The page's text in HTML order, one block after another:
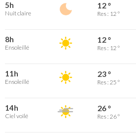
5h
Nuit claire
12 °
Res : 12 °
8h
Ensoleillé
12 °
Res : 12 °
11h
Ensoleillé
23 °
Res : 25 °
14h
Ciel voilé
26 °
Res : 26 °